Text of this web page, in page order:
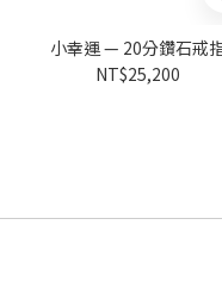
小幸運 — 20分鑽石戒
NT$25,200